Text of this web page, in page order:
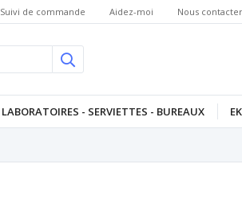
Suivi de commande Aidez-moi Nous contacter
LABORATOIRES - SERVIETTES - BUREAUX